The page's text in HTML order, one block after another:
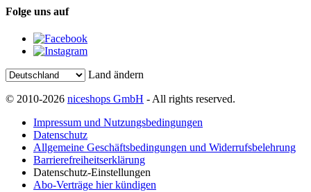
Folge uns auf
Land ändern
© 2010-2026 niceshops GmbH - All rights reserved.
Impressum und Nutzungsbedingungen
Datenschutz
Allgemeine Geschäftsbedingungen und Widerrufsbelehrung
Barrierefreiheitserklärung
Datenschutz-Einstellungen
Abo-Verträge hier kündigen